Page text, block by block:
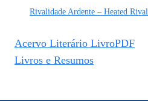
Rivalidade Ardente – Heated
Acervo Literário LivroPDF
Livros e Resumos